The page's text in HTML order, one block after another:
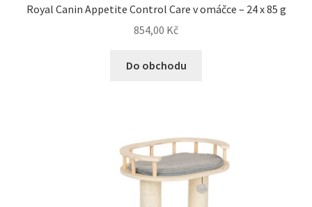
Royal Canin Appetite Control Care v omáčce – 24 x 85 g
854,00 Kč
Do obchodu